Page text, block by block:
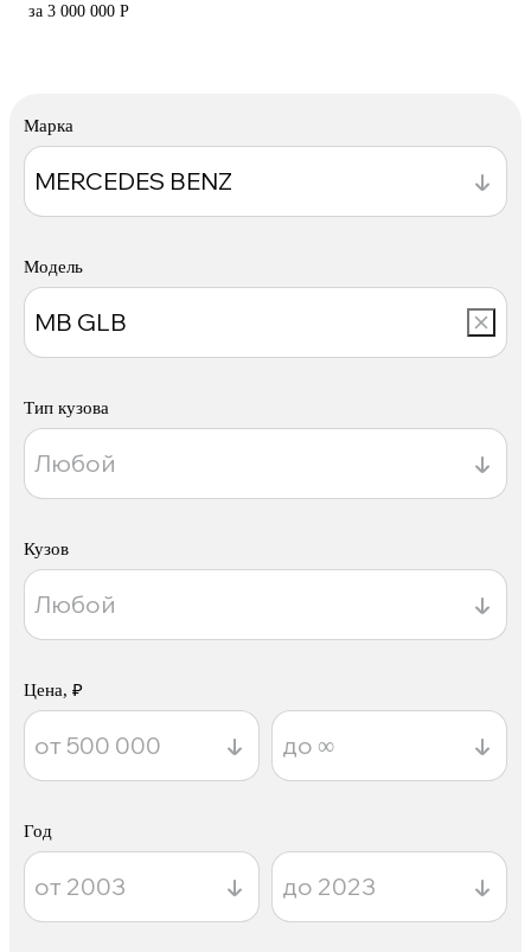
за 3 000 000 Р
Марка
Модель
Тип кузова
Кузов
Цена, ₽
Год